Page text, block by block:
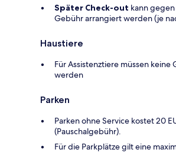
Später Check-out kann
Gebühr arrangiert werden (je
Haustiere
Für Assistenztiere müssen
werden
Parken
Parken ohne Service kostet 20
(Pauschalgebühr).
Für die Parkplätze gilt eine